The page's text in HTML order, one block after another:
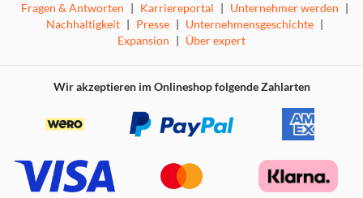
Fragen & Antworten | Karriereportal | Unternehmer werden |
Nachhaltigkeit | Presse | Unternehmensgeschichte |
Expansion | Über expert
Wir akzeptieren im Onlineshop folgende Zahlarten